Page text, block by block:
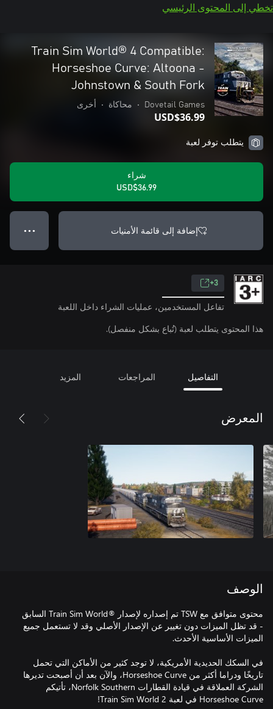
تخطي إلى المحتوى الرئيسي
Train Sim World® 4 Compatible:
Horseshoe Curve: Altoona -
Johnstown & South Fork
Dovetail Games
• محاكاة • أخرى
USD$36.99
يتطلب توفر لعبة
شراء
USD$36.99
إضافة إلى قائمة الأمنيات ● ● ●
3+
تفاعل المستخدمين، عمليات الشراء داخل اللعبة
هذا المحتوى يتطلب لعبة (تُباع بشكل منفصل).
التفاصيل المراجعات المزيد
المعرض
الوصف
محتوى متوافق مع TSW تم إصداره لإصدار ®Train Sim World السابق
- قد تظل الميزات دون تغيير عن الإصدار الأصلي وقد لا تستعمل جميع
في السكك الحديدية الأمريكية، لا توجد كثير من الأماكن التي تحمل
تاريخًا ودراما أكثر من Horseshoe Curve، والآن بعد أن أصبحت تديرها
الشركة العملاقة في قيادة القطارات Norfolk Southern، تأتيكم